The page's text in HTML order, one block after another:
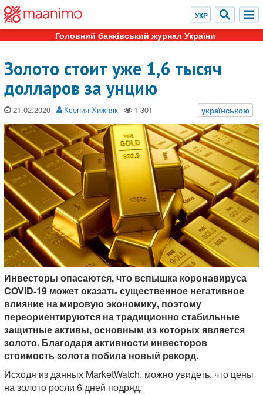
Головний банківський журнал України
Золото стоит уже 1,6 тысяч
долларов за унцию
21.02.2020 Ксения Хижняк
Инвесторы опасаются, что вспышка коронавируса
COVID-19 может оказать существенное негативное
влияние на мировую экономику, поэтому
переориентируются на традиционно стабильные
защитные активы, основным из которых является
золото. Благодаря активности инвесторов
стоимость золота побила новый рекорд.
Исходя из данных MarketWatch, можно увидеть, что цены
на золото росли 6 дней подряд.